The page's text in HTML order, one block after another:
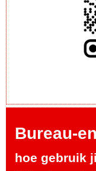
Bureau-
hoe gebruik